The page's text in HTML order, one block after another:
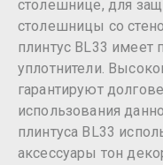
столешнице, для
столешницы со
плинтус BL33 имеет
уплотнители.
гарантируют
использования
плинтуса BL33
аксессуары тон